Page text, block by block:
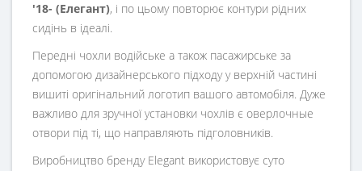
'18- (Елегант), і по цьому повторює контури рідних
сидінь в ідеалі.
Передні чохли водійське а також пасажирське за
допомогою дизайнерського підходу у верхній частині
вишиті оригінальний логотип вашого автомобіля. Дуже
важливо для зручної установки чохлів є оверлочные
отвори під ті, що направляють підголовників.
Виробництво бренду Elegant використовує суто